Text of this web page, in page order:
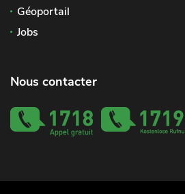
Géoportail
Jobs
Nous contacter